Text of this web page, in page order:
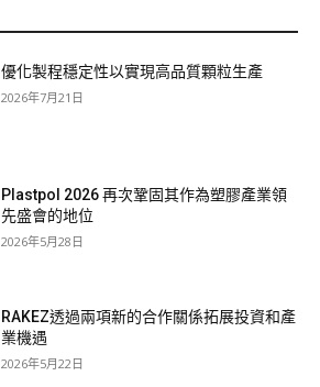
優化製程穩定性以實現高品質顆粒生產
2026年7月21日
Plastpol 2026 再次鞏固其作為塑膠產業領
先盛會的地位
2026年5月28日
RAKEZ透過兩項新的合作關係拓展投資和產
業機遇
2026年5月22日